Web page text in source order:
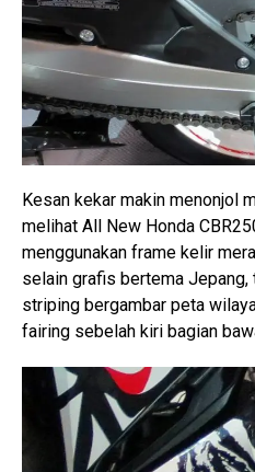
Kesan kekar makin menonjol
melihat All New Honda
menggunakan frame kelir
selain grafis bertema Jepang,
striping bergambar peta
fairing sebelah kiri bagian